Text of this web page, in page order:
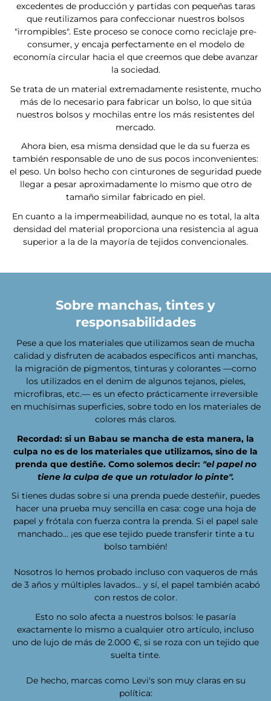
excedentes de producción y partidas con pequeñas taras
que reutilizamos para confeccionar nuestros bolsos
"irrompibles". Este proceso se conoce como reciclaje pre-
consumer, y encaja perfectamente en el modelo de
economía circular hacia el que creemos que debe avanzar
la sociedad.
Se trata de un material extremadamente resistente, mucho
más de lo necesario para fabricar un bolso, lo que sitúa
nuestros bolsos y mochilas entre los más resistentes del
mercado.
Ahora bien, esa misma densidad que le da su fuerza es
también responsable de uno de sus pocos inconvenientes:
el peso. Un bolso hecho con cinturones de seguridad puede
llegar a pesar aproximadamente lo mismo que otro de
tamaño similar fabricado en piel.
En cuanto a la impermeabilidad, aunque no es total, la alta
densidad del material proporciona una resistencia al agua
superior a la de la mayoría de tejidos convencionales.
Sobre manchas, tintes y
responsabilidades
Pese a que los materiales que utilizamos sean de mucha
calidad y disfruten de acabados específicos anti manchas,
la migración de pigmentos, tinturas y colorantes —como
los utilizados en el denim de algunos tejanos, pieles,
microfibras, etc.— es un efecto prácticamente irreversible
en muchísimas superficies, sobre todo en los materiales de
colores más claros.
Recordad: si un Babau se mancha de esta manera, la
culpa no es de los materiales que utilizamos, sino de la
prenda que destiñe. Como solemos decir: "el papel no
tiene la culpa de que un rotulador lo pinte".
Si tienes dudas sobre si una prenda puede desteñir, puedes
hacer una prueba muy sencilla en casa: coge una hoja de
papel y frótala con fuerza contra la prenda. Si el papel sale
manchado… ¡es que ese tejido puede transferir tinte a tu
bolso también!
Nosotros lo hemos probado incluso con vaqueros de más
de 3 años y múltiples lavados... y sí, el papel también acabó
con restos de color.
Esto no solo afecta a nuestros bolsos: le pasaría
exactamente lo mismo a cualquier otro artículo, incluso
uno de lujo de más de 2.000 €, si se roza con un tejido que
suelta tinte.
De hecho, marcas como Levi's son muy claras en su
política: